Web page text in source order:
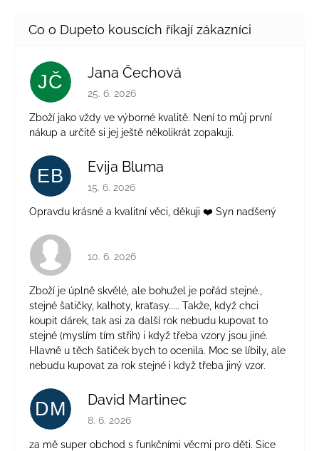
JČ Jana Čechová
Hodnocení obchodu je 5 z 5 hvězdiček.
25. 6. 2026
Zboží jako vždy ve výborné kvalitě. Není to můj první
nákup a určitě si jej ještě několikrát zopakuji.
EB Evija Bluma
Hodnocení obchodu je 5 z 5 hvězdiček.
15. 6. 2026
Opravdu krásné a kvalitní věci, děkuji ❤️ Syn nadšený
Hodnocení obchodu je 4 z 5 hvězdiček.
10. 6. 2026
Zboží je úplně skvělé, ale bohužel je pořád stejné.,
stejné šatičky, kalhoty, kraťasy..... Takže, když chci
koupit dárek, tak asi za další rok nebudu kupovat to
stejné (myslím tím střih) i když třeba vzory jsou jiné.
Hlavně u těch šatiček bych to ocenila. Moc se líbily, ale
nebudu kupovat za rok stejné i když třeba jiný vzor.
DM David Martinec
Hodnocení obchodu je 5 z 5 hvězdiček.
8. 6. 2026
za mě super obchod s funkčními věcmi pro děti. Sice